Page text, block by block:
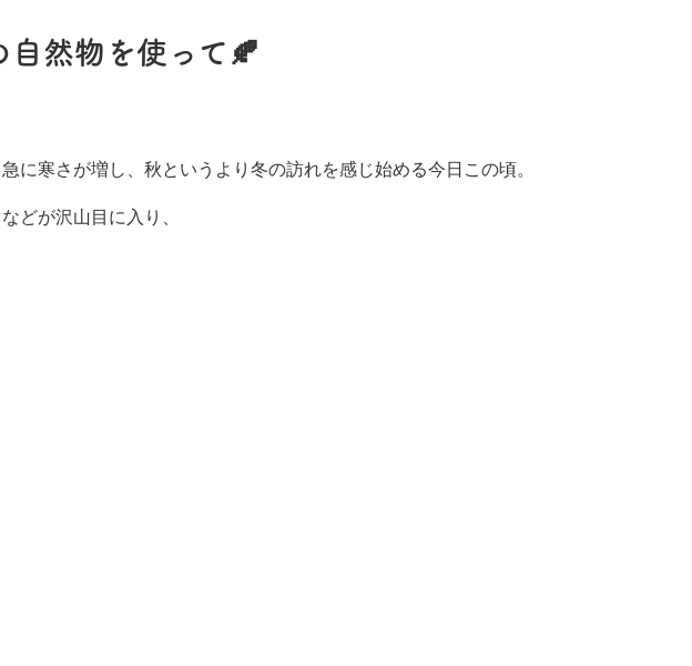
自然物を使って🍂
に寒さが増し、秋というより冬の訪れを感じ始める今日この頃。
どが沢山目に入り、